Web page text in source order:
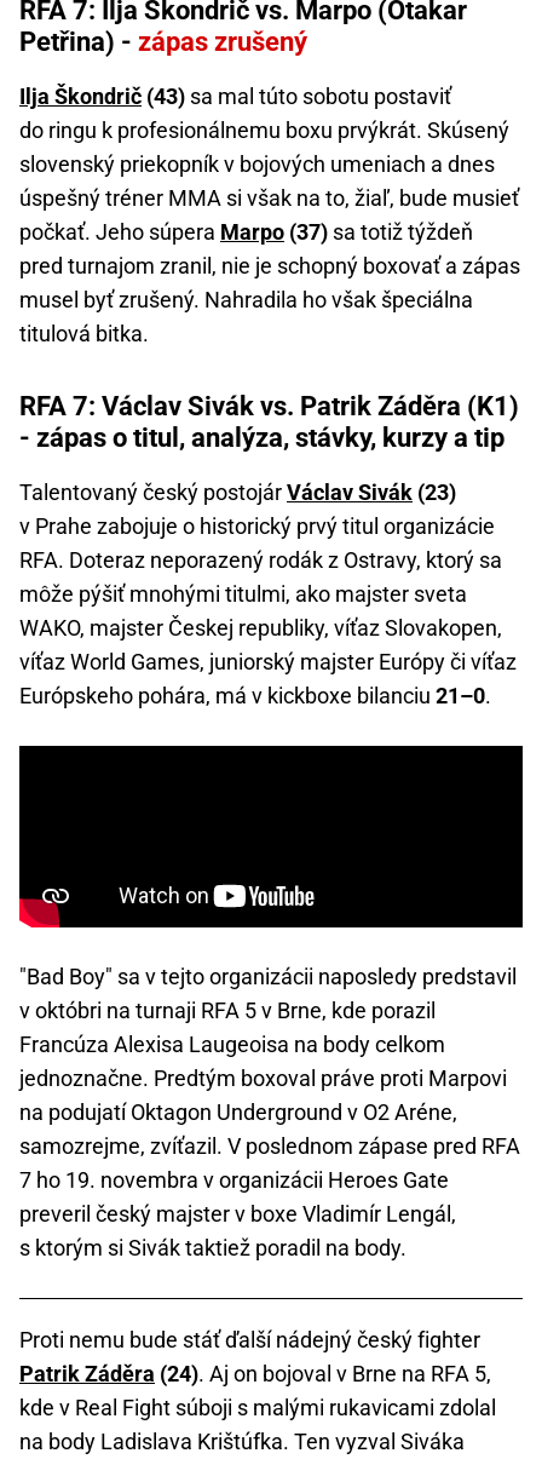
RFA 7: Ilja Škondrič vs. Marpo (Otakar
Petřina) - zápas zrušený
Ilja Škondrič (43) sa mal túto sobotu postaviť
do ringu k profesionálnemu boxu prvýkrát. Skúsený
slovenský priekopník v bojových umeniach a dnes
úspešný tréner MMA si však na to, žiaľ, bude musieť
počkať. Jeho súpera Marpo (37) sa totiž týždeň
pred turnajom zranil, nie je schopný boxovať a zápas
musel byť zrušený. Nahradila ho však špeciálna
titulová bitka.
RFA 7: Václav Sivák vs. Patrik Záděra (K1)
- zápas o titul, analýza, stávky, kurzy a tip
Talentovaný český postojárVáclav Sivák (23)
v Prahe zabojuje o historický prvý titul organizácie
RFA. Doteraz neporazený rodák z Ostravy, ktorý sa
môže pýšiť mnohými titulmi, ako majster sveta
WAKO, majster Českej republiky, víťaz Slovakopen,
víťaz World Games, juniorský majster Európy či víťaz
Európskeho pohára, má v kickboxe bilanciu 21–0.
"Bad Boy" sa v tejto organizácii naposledy predstavil
v októbri na turnaji RFA 5 v Brne, kde porazil
Francúza Alexisa Laugeoisa na body celkom
jednoznačne. Predtým boxoval práve proti Marpovi
na podujatí Oktagon Underground v O2 Aréne,
samozrejme, zvíťazil. V poslednom zápase pred RFA
7 ho 19. novembra v organizácii Heroes Gate
preveril český majster v boxe Vladimír Lengál,
s ktorým si Sivák taktiež poradil na body.
Proti nemu bude stáť ďalší nádejný český fighter
Patrik Záděra (24). Aj on bojoval v Brne na RFA 5,
kde v Real Fight súboji s malými rukavicami zdolal
na body Ladislava Krištúfka. Ten vyzval Siváka